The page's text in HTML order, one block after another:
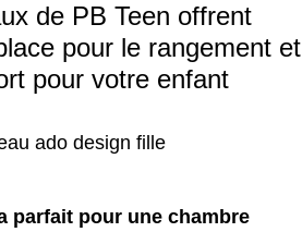
de PB Teen offrent
pour le rangement et
pour votre enfant
parfait pour une chambre